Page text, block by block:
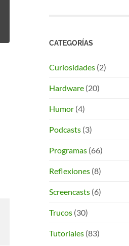
CATEGORÍAS
Curiosidades (2)
Hardware (20)
Humor (4)
Podcasts (3)
Programas (66)
Reflexiones (8)
Screencasts (6)
Trucos (30)
Tutoriales (83)